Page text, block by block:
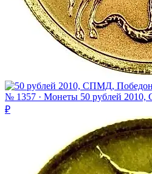
№ 1357 · Монеты 50 рублей
₽